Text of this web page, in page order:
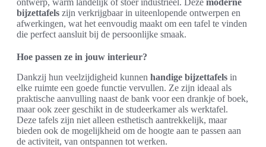
bijzettafels zijn verkrijgbaar in uiteenlopende ontwerpen en
afwerkingen, wat het eenvoudig maakt om een tafel te vinden
die perfect aansluit bij de persoonlijke smaak.
Hoe passen ze in jouw interieur?
Dankzij hun veelzijdigheid kunnen handige bijzettafels in
elke ruimte een goede functie vervullen. Ze zijn ideaal als
praktische aanvulling naast de bank voor een drankje of boek,
maar ook zeer geschikt in de studeerkamer als werktafel.
Deze tafels zijn niet alleen esthetisch aantrekkelijk, maar
bieden ook de mogelijkheid om de hoogte aan te passen aan
de activiteit, van ontspannen tot werken.